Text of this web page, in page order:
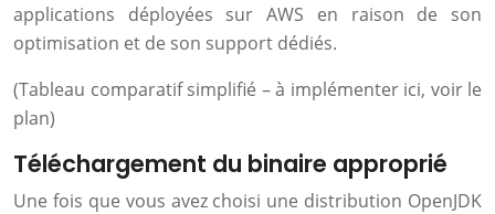
applications déployées sur AWS en raison de son
optimisation et de son support dédiés.
(Tableau comparatif simplifié – à implémenter ici, voir le
plan)
Téléchargement du binaire approprié
Une fois que vous avez choisi une distribution OpenJDK